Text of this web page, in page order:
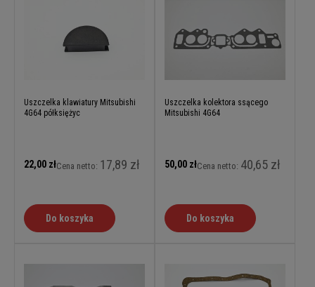
Uszczelka klawiatury Mitsubishi
4G64 półksiężyc
22,00 złCena netto: 17,89 zł
Do koszyka
Uszczelka kolektora ssącego
Mitsubishi 4G64
50,00 złCena netto: 40,65 zł
Do koszyka